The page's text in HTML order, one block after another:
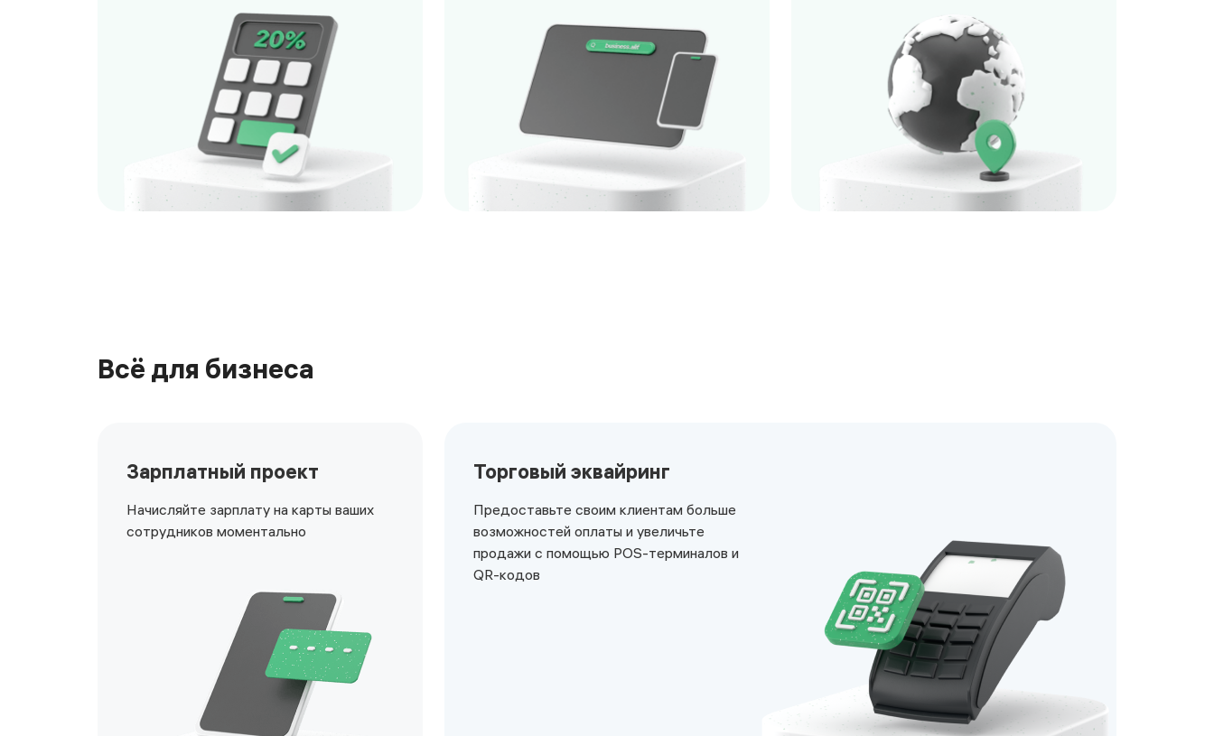
Всё для бизнеса
Зарплатный проект
Начисляйте зарплату на карты ваших
сотрудников моментально
Торговый эквайринг
Предоставьте своим клиентам больше
возможностей оплаты и увеличьте
продажи с помощью POS-терминалов и
QR-кодов